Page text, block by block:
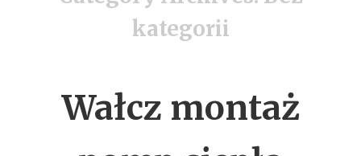
kategorii
Wałcz montaż